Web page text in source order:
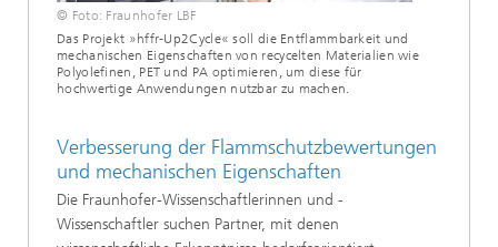
© Foto: Fraunhofer LBF
Das Projekt »hffr-Up2Cycle« soll die Entflammbarkeit und
mechanischen Eigenschaften von recycelten Materialien wie
Polyolefinen, PET und PA optimieren, um diese für
hochwertige Anwendungen nutzbar zu machen.
Verbesserung der Flammschutzbewertungen
und mechanischen Eigenschaften
Die Fraunhofer-Wissenschaftlerinnen und -
Wissenschaftler suchen Partner, mit denen